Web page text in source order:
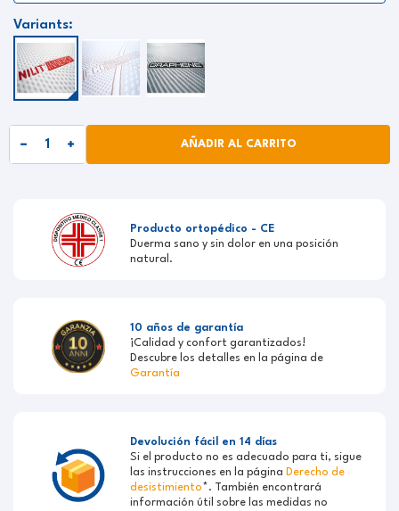
Variants:
AÑADIR AL CARRITO
Producto ortopédico - CE
Duerma sano y sin dolor en una posición
natural.
10 años de garantía
¡Calidad y confort garantizados!
Descubre los detalles en la página de
Garantía
Devolución fácil en 14 días
Si el producto no es adecuado para ti, sigue
las instrucciones en la página Derecho de
desistimiento *. También encontrará
información útil sobre las medidas no